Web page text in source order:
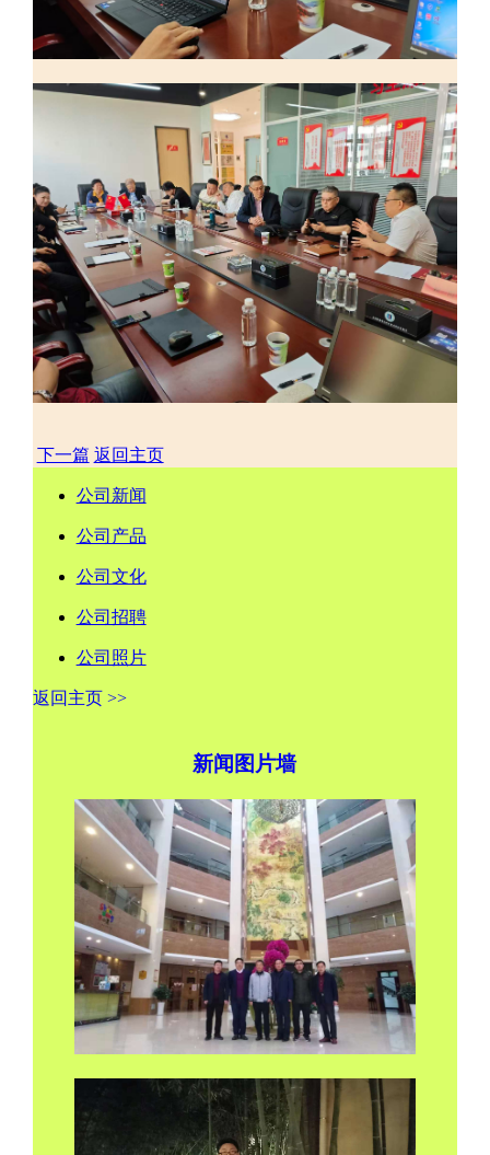
下一篇 返回主页
公司新闻
公司产品
公司文化
公司招聘
公司照片
返回主页 >>
新闻图片墙